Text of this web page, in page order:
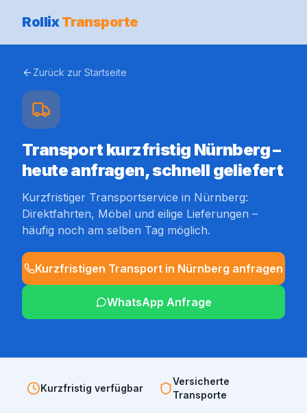
Rollix Transporte
Zurück zur Startseite
Transport kurzfristig Nürnberg –
heute anfragen, schnell geliefert
Kurzfristiger Transportservice in Nürnberg:
Direktfahrten, Möbel und eilige Lieferungen –
häufig noch am selben Tag möglich.
Kurzfristigen Transport in Nürnberg anfragen
WhatsApp Anfrage
Kurzfristig verfügbar
Versicherte
Transporte